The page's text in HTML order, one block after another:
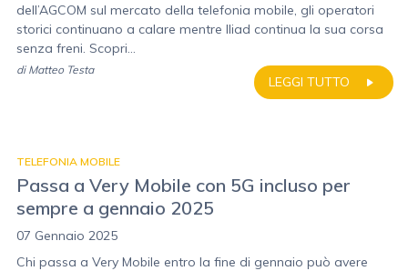
dell’AGCOM sul mercato della telefonia mobile, gli operatori
storici continuano a calare mentre Iliad continua la sua corsa
senza freni. Scopri...
LEGGI TUTTO
di Matteo Testa
TELEFONIA MOBILE
Passa a Very Mobile con 5G incluso per
sempre a gennaio 2025
07 Gennaio 2025
Chi passa a Very Mobile entro la fine di gennaio può avere